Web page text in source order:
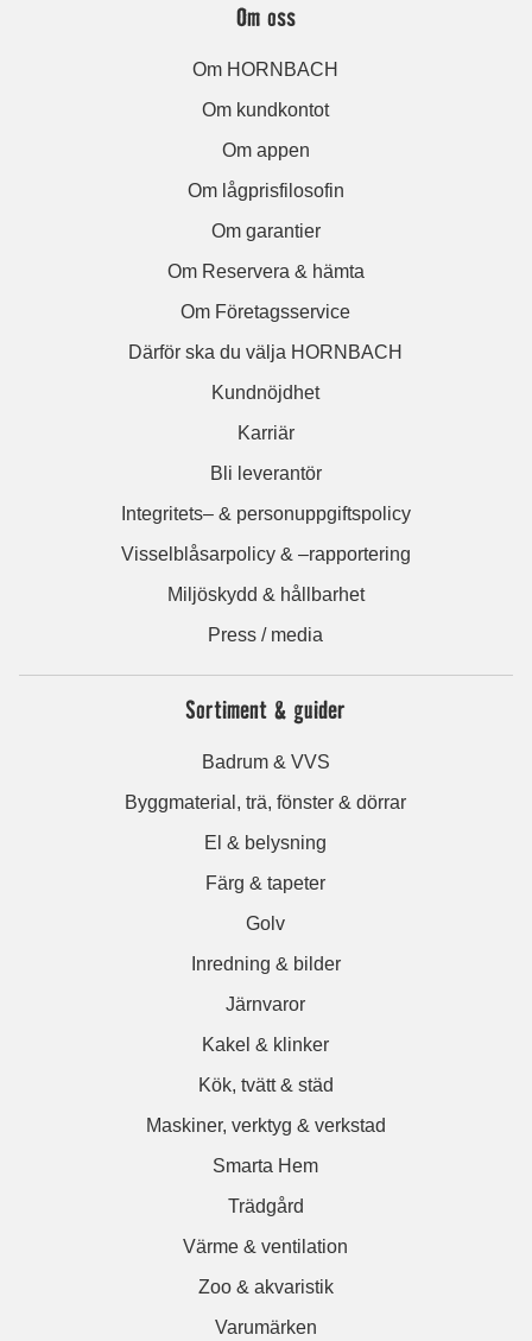
Om oss
Om HORNBACH
Om kundkontot
Om appen
Om lågprisfilosofin
Om garantier
Om Reservera & hämta
Om Företagsservice
Därför ska du välja HORNBACH
Kundnöjdhet
Karriär
Bli leverantör
Integritets– & personuppgiftspolicy
Visselblåsarpolicy & –rapportering
Miljöskydd & hållbarhet
Press / media
Sortiment & guider
Badrum & VVS
Byggmaterial, trä, fönster & dörrar
El & belysning
Färg & tapeter
Golv
Inredning & bilder
Järnvaror
Kakel & klinker
Kök, tvätt & städ
Maskiner, verktyg & verkstad
Smarta Hem
Trädgård
Värme & ventilation
Zoo & akvaristik
Varumärken